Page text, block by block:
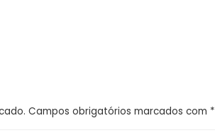
Campos obrigatórios marcados com *